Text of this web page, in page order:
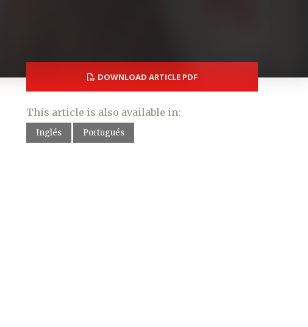
DOWNLOAD ARTICLE PDF
This article is also available in:
Inglés Portugués